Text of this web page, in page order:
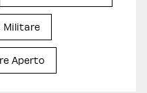
Militare
Aperto